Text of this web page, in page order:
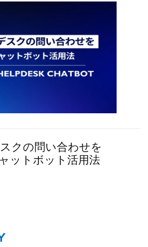
クの問い合わせを
ットボット活用法